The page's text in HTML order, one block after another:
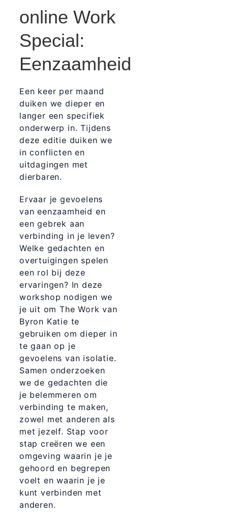
online Work
Special:
Eenzaamheid
Een keer per maand
duiken we dieper en
langer een specifiek
onderwerp in. Tijdens
deze editie duiken we
in conflicten en
uitdagingen met
dierbaren.
Ervaar je gevoelens
van eenzaamheid en
een gebrek aan
verbinding in je leven?
Welke gedachten en
overtuigingen spelen
een rol bij deze
ervaringen? In deze
workshop nodigen we
je uit om The Work van
Byron Katie te
gebruiken om dieper in
te gaan op je
gevoelens van isolatie.
Samen onderzoeken
we de gedachten die
je belemmeren om
verbinding te maken,
zowel met anderen als
met jezelf. Stap voor
stap creëren we een
omgeving waarin je je
gehoord en begrepen
voelt en waarin je je
kunt verbinden met
anderen.